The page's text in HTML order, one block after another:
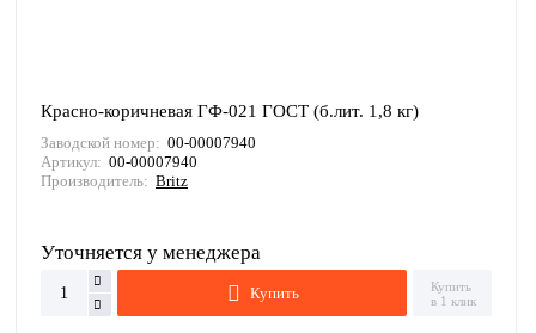
Красно-коричневая ГФ-021 ГОСТ (б.лит. 1,8 кг)
Заводской номер: 00-00007940
Артикул: 00-00007940
Производитель: Britz
Уточняется у менеджера
Купить
Купить
в 1 клик